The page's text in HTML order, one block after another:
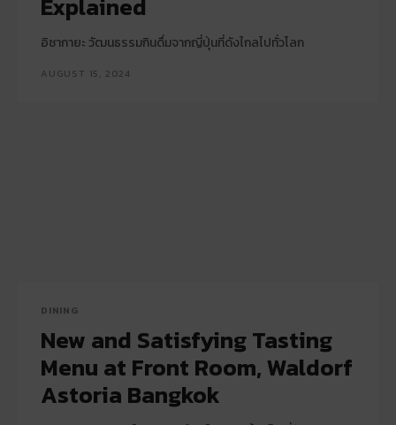
อิซากายะ วัฒนธรรมกินดื่มจากญี่ปุ่นที่ดังไกลไปทั่วโลก
AUGUST 15, 2024
DINING
New and Satisfying Tasting
Menu at Front Room, Waldorf
Astoria Bangkok